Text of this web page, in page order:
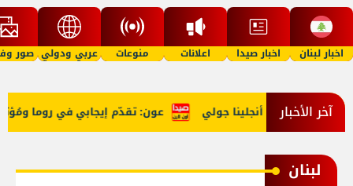
اخبار لبنان اخبار صيدا اعلانات منوعات عربي ودولي صور
آخر الأخبار عون: تقدّم إيجابي في روما معركته مع أنجلينا جولي
لبنان